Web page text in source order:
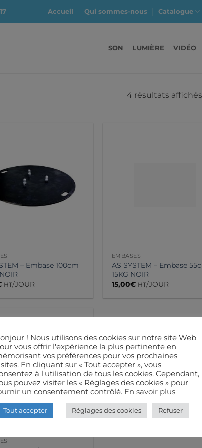
Accueil Qui sommes-nous Catalogue
SON LUMIÈRE VIDÉO
4 résultats affichés
– Embase 100cm
HT/JOUR
EMBASES
AS SYSTEM – Embase
15KG NOIR
15,00€ HT/JOUR
! Nous utilisons des cookies sur notre site Web
vous offrir l'expérience la plus pertinente en
vos préférences pour vos prochaines
En cliquant sur « Tout accepter », vous
à l'utilisation de tous les cookies. Cependant,
pouvez visiter les « Réglages des cookies » pour
un consentement contrôlé. En savoir plus
Tout accepter Réglages des cookies Refuser